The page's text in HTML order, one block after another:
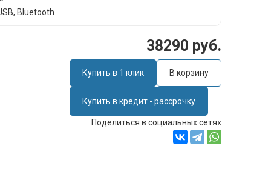
Bluetooth
38290 руб.
Купить в 1 клик В корзину
Купить в кредит - рассрочку
Поделиться в социальных сетях